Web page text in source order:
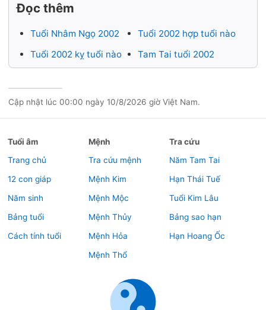
Đọc thêm
Tuổi Nhâm Ngọ 2002
Tuổi 2002 hợp tuổi nào
Tuổi 2002 kỵ tuổi nào
Tam Tai tuổi 2002
Cập nhật lúc 00:00 ngày 10/8/2026 giờ Việt Nam.
Tuổi âm
Trang chủ
12 con giáp
Năm sinh
Bảng tuổi
Cách tính tuổi
Mệnh
Tra cứu mệnh
Mệnh Kim
Mệnh Mộc
Mệnh Thủy
Mệnh Hỏa
Mệnh Thổ
Tra cứu
Năm Tam Tai
Hạn Thái Tuế
Tuổi Kim Lâu
Bảng sao hạn
Hạn Hoang Ốc